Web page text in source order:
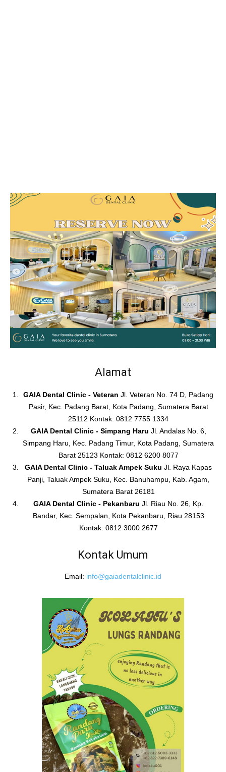
Alamat
GAIA Dental Clinic - Veteran Jl. Veteran No. 74 D, Padang
Pasir, Kec. Padang Barat, Kota Padang, Sumatera Barat
25112 Kontak: 0812 7755 1334
GAIA Dental Clinic - Simpang Haru Jl. Andalas No. 6,
Simpang Haru, Kec. Padang Timur, Kota Padang, Sumatera
Barat 25123 Kontak: 0812 6200 8077
GAIA Dental Clinic - Taluak Ampek Suku Jl. Raya Kapas
Panji, Taluak Ampek Suku, Kec. Banuhampu, Kab. Agam,
Sumatera Barat 26181
GAIA Dental Clinic - Pekanbaru Jl. Riau No. 26, Kp.
Bandar, Kec. Sempalan, Kota Pekanbaru, Riau 28153
Kontak: 0812 3000 2677
Kontak Umum
Email: info@gaiadentalclinic.id